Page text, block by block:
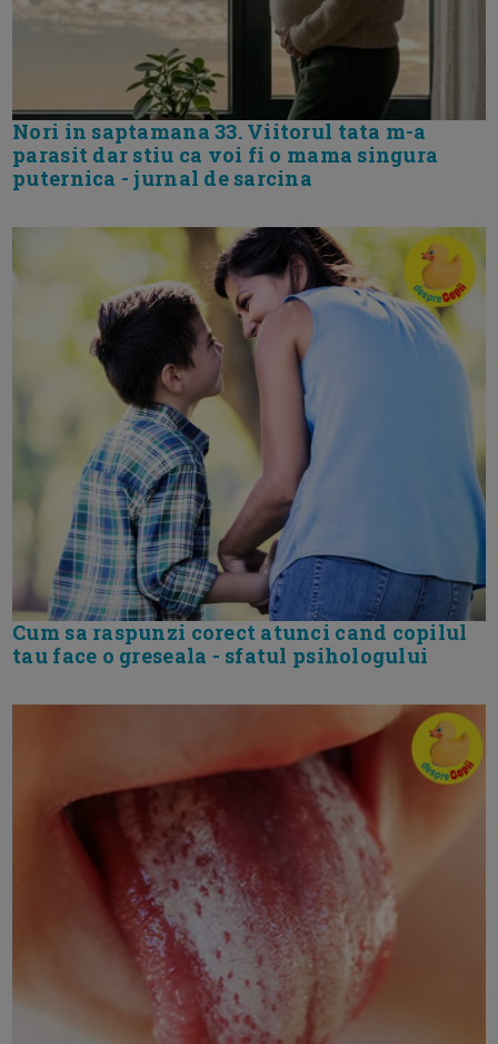
Nori in saptamana 33. Viitorul tata m-a
parasit dar stiu ca voi fi o mama singura
puternica - jurnal de sarcina
Cum sa raspunzi corect atunci cand copilul
tau face o greseala - sfatul psihologului